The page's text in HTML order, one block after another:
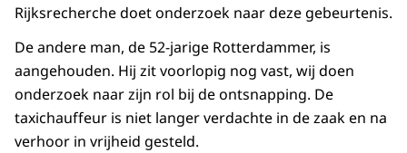
Rijksrecherche doet onderzoek naar deze gebeurtenis.
De andere man, de 52-jarige Rotterdammer, is
aangehouden. Hij zit voorlopig nog vast, wij doen
onderzoek naar zijn rol bij de ontsnapping. De
taxichauffeur is niet langer verdachte in de zaak en na
verhoor in vrijheid gesteld.